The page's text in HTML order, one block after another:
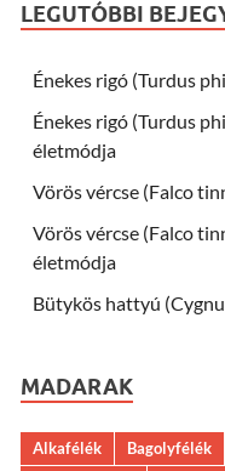
LEGUTÓBBI
Énekes rigó (Turdus
Énekes rigó (Turdus
életmódja
Vörös vércse (Falco
Vörös vércse (Falco
életmódja
Bütykös hattyú
MADARAK
Alkafélék Bagolyfélék